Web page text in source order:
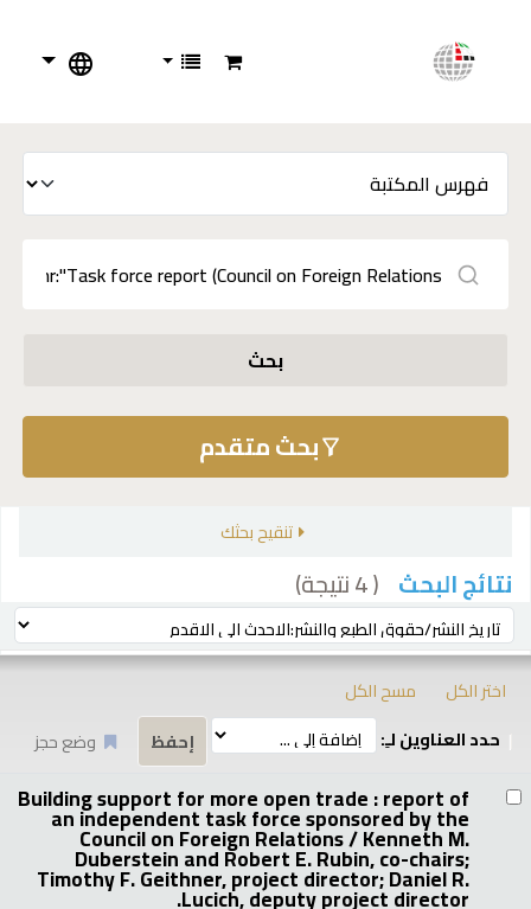
بحث
بحث متقدم
تنقيح بحثك
نتائج البحث ( 4 نتيجة)
ترتيب بواسطة:
اختر الكل
مسح الكل
حدد العناوين لـِ:
وضع حجز
Building support for more open trade : report of
an independent task force sponsored by the
Council on Foreign Relations /Kenneth M.
Duberstein and Robert E. Rubin, co-chairs;
Timothy F. Geithner, project director; Daniel R.
Lucich, deputy project director.